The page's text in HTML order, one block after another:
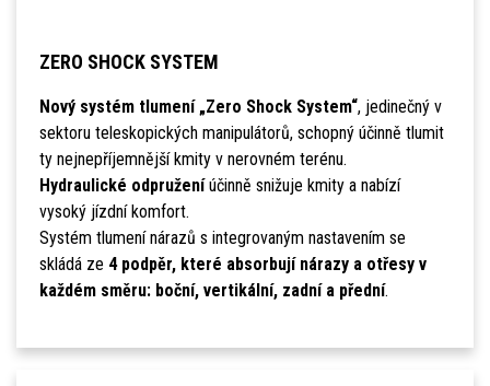
ZERO SHOCK SYSTEM
Nový systém tlumení „Zero Shock System“, jedinečný v
sektoru teleskopických manipulátorů, schopný účinně tlumit
ty nejnepříjemnější kmity v nerovném terénu.
Hydraulické odpruženíúčinně snižuje kmity a nabízí
vysoký jízdní komfort.
Systém tlumení nárazů s integrovaným nastavením se
skládá ze 4 podpěr, které absorbují nárazy a otřesy v
každém směru: boční, vertikální, zadní a přední.